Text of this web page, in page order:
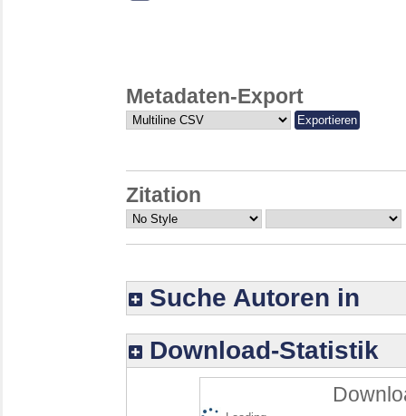
Metadaten-Export
Zitation
Suche Autoren in
Download-Statistik